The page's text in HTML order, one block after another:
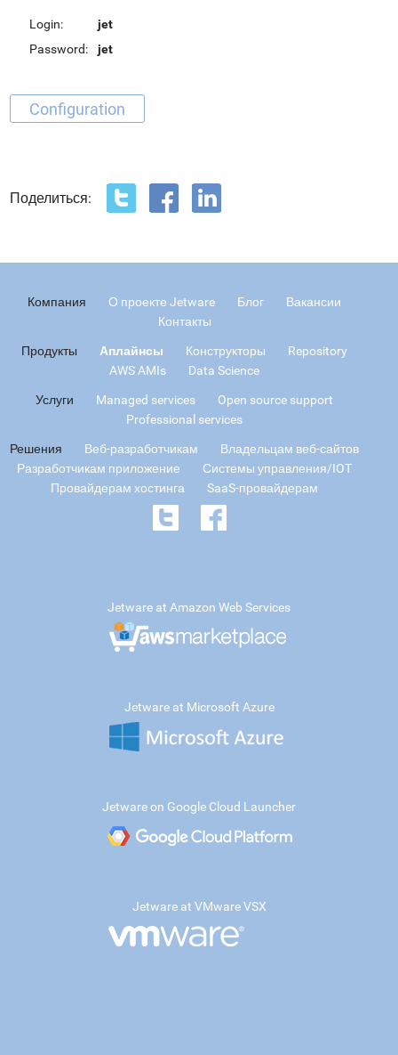
Login:
jet
Password:
jet
Configuration
Поделиться:
Компания О проекте Jetware Блог
Вакансии
Контакты
Продукты Аплайнсы Конструкторы
Repository
AWS AMIs
Data Science
Услуги Managed services
Open source support
Professional services
Решения Веб-разработчикам
Владельцам веб-сайтов
Разработчикам приложение
Системы управления/IOT
Провайдерам хостинга
SaaS-провайдерам
Jetware at Amazon Web Services
Jetware at Microsoft Azure
Jetware on Google Cloud Launcher
Jetware at VMware VSX